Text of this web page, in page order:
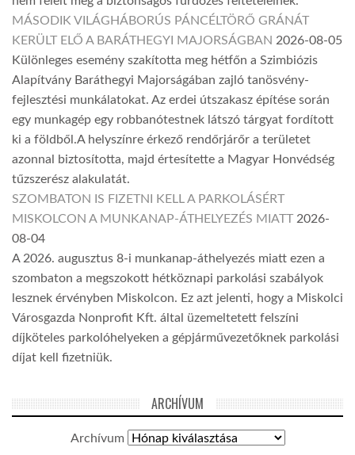
MÁSODIK VILÁGHÁBORÚS PÁNCÉLTÖRŐ GRÁNÁT
KERÜLT ELŐ A BARÁTHEGYI MAJORSÁGBAN 2026-08-05
Különleges esemény szakította meg hétfőn a Szimbiózis
Alapítvány Baráthegyi Majorságában zajló tanösvény-
fejlesztési munkálatokat. Az erdei útszakasz építése során
egy munkagép egy robbanótestnek látszó tárgyat fordított
ki a földből.A helyszínre érkező rendőrjárőr a területet
azonnal biztosította, majd értesítette a Magyar Honvédség
tűzszerész alakulatát.
SZOMBATON IS FIZETNI KELL A PARKOLÁSÉRT
MISKOLCON A MUNKANAP-ÁTHELYEZÉS MIATT 2026-
08-04
A 2026. augusztus 8-i munkanap-áthelyezés miatt ezen a
szombaton a megszokott hétköznapi parkolási szabályok
lesznek érvényben Miskolcon. Ez azt jelenti, hogy a Miskolci
Városgazda Nonprofit Kft. által üzemeltetett felszíni
díjköteles parkolóhelyeken a gépjárművezetőknek parkolási
díjat kell fizetniük.
ARCHÍVUM
Archívum